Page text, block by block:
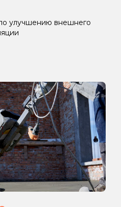
улучшению внешнего